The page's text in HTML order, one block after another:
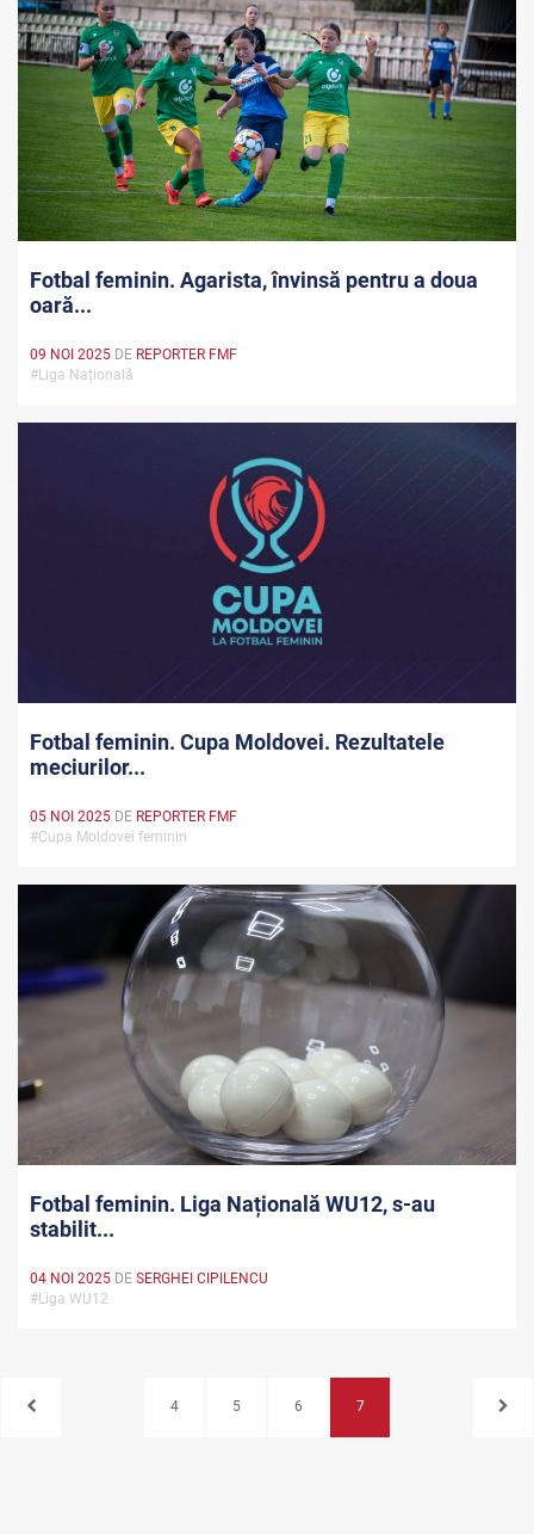
Fotbal feminin. Agarista, învinsă pentru a doua
oară...
09 NOI 2025 DE REPORTER FMF
#Liga Națională
Fotbal feminin. Cupa Moldovei. Rezultatele
meciurilor...
05 NOI 2025 DE REPORTER FMF
#Cupa Moldovei feminin
Fotbal feminin. Liga Națională WU12, s-au
stabilit...
04 NOI 2025 DE SERGHEI CIPILENCU
#Liga WU12
4 5 6 7